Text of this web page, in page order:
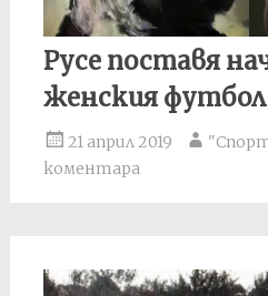
Русе поставя
женския футбол
21 април 2019
коментара